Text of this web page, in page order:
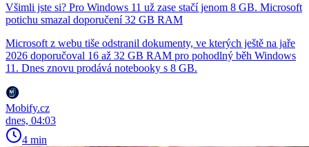
Všimli jste si? Pro Windows 11 už zase stačí jenom 8 GB. Microsoft
potichu smazal doporučení 32 GB RAM
Microsoft z webu tiše odstranil dokumenty, ve kterých ještě na jaře
2026 doporučoval 16 až 32 GB RAM pro pohodlný běh Windows
11. Dnes znovu prodává notebooky s 8 GB.
Mobify.cz
dnes, 04:03
4 min